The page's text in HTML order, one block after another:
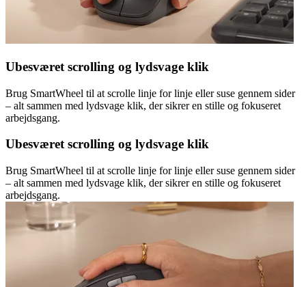
Ubesværet scrolling og lydsvage klik
Brug SmartWheel til at scrolle linje for linje eller suse gennem sider
– alt sammen med lydsvage klik, der sikrer en stille og fokuseret
arbejdsgang.
Ubesværet scrolling og lydsvage klik
Brug SmartWheel til at scrolle linje for linje eller suse gennem sider
– alt sammen med lydsvage klik, der sikrer en stille og fokuseret
arbejdsgang.